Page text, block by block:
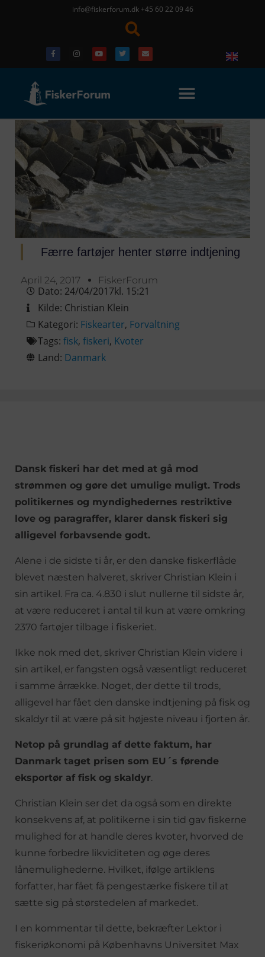
info@fiskerforum.dk +45 60 22 09 46
Færre fartøjer henter større indtjening
April 24, 2017 FiskerForum
Dato: 24/04/2017kl. 15:21
Kilde: Christian Klein
Kategori: Fiskearter, Forvaltning
Tags: fisk, fiskeri, Kvoter
Land: Danmark
Dansk fiskeri har det med at gå mod
strømmen og gøre det umulige muligt. Trods
politikernes og myndighedernes restriktive
love og paragraffer, klarer dansk fiskeri sig
alligevel forbavsende godt.
Alene i de sidste ti år, er den danske fiskerflåde
blevet næsten halveret, skriver Christian Klein i
sin artikel. Fra ca. 4.830 i slut nullerne til sidste år,
at være reduceret i antal til kun at være omkring
2370 fartøjer tilbage i fiskeriet.
Ikke nok med det, skriver Christian Klein videre i
sin artikel, er fangsten også væsentligt reduceret
i samme årrække. Noget, der dette til trods,
alligevel har fået den danske indtjening på fisk og
skaldyr til at være på sit højeste niveau i fjorten år.
Netop på grundlag af dette faktum, har
Danmark taget prisen som EU´s førende
eksportør af fisk og skaldyr.
Christian Klein ser det da også som en direkte
konsekvens af, at politikerne i sin tid gav fiskerne
mulighed for at handle deres kvoter, hvorved de
kunne forbedre likviditeten og øge deres
lånemulighederne. Hvilket, ifølge artiklens
forfatter, har fået få pengestærke fiskere til at
sætte sig på størstedelen af markedet.
I en kommentar til dette, bekræfter Lektor i
fiskeriøkonomi på Københavns Universitet Max